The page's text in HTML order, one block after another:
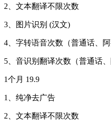
2、文本翻译不限次数
3、图片识别 (汉文)
4、字转语音次数（普通话、
5、音识别翻译次数（普通话
1个月 19.9
1、纯净去广告
2、文本翻译不限次数